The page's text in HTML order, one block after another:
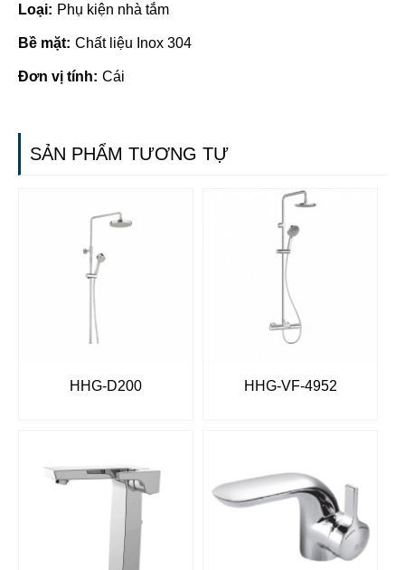
Loại: Phụ kiện nhà tắm
Bề mặt: Chất liệu Inox 304
Đơn vị tính: Cái
SẢN PHẨM TƯƠNG TỰ
HHG-D200 HHG-VF-4952